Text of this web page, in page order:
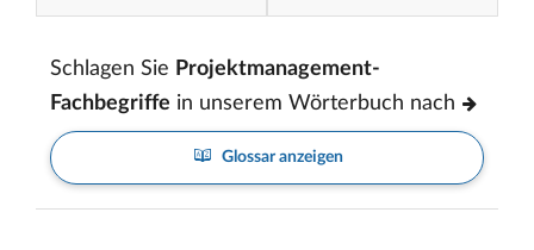
Schlagen Sie Projektmanagement-
Fachbegriffe in unserem Wörterbuch nach
Glossar anzeigen